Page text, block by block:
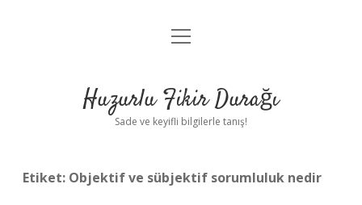
Anasayfa
Yasal Uyarı
menüyü
Huzurlu Fikir Durağı
Sade ve keyifli bilgilerle tanış!
Etiket: Objektif ve sübjektif sorumluluk nedir